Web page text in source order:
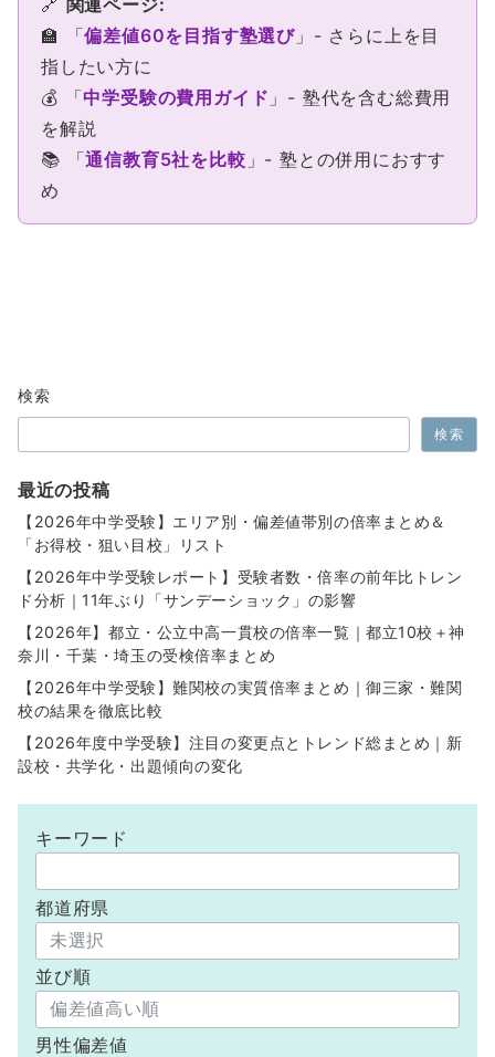
🔗 関連ページ:
🏫 「偏差値60を目指す塾選び 」- さらに上を目
指したい方に
💰 「中学受験の費用ガイド 」- 塾代を含む総費用
を解説
📚 「通信教育5社を比較 」- 塾との併用におすす
め
検索
検索
最近の投稿
【2026年中学受験】エリア別・偏差値帯別の倍率まとめ＆
「お得校・狙い目校」リスト
【2026年中学受験レポート】受験者数・倍率の前年比トレン
ド分析｜11年ぶり「サンデーショック」の影響
【2026年】都立・公立中高一貫校の倍率一覧｜都立10校＋神
奈川・千葉・埼玉の受検倍率まとめ
【2026年中学受験】難関校の実質倍率まとめ｜御三家・難関
校の結果を徹底比較
【2026年度中学受験】注目の変更点とトレンド総まとめ｜新
設校・共学化・出題傾向の変化
キーワード
都道府県
並び順
男性偏差値